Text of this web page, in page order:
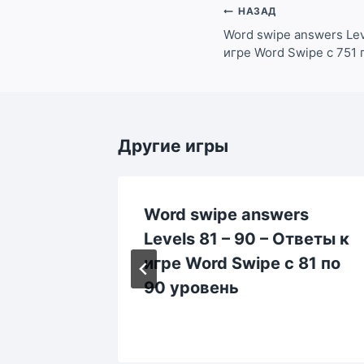
Навигация
по
записям
НАЗАД
Word swipe answers
игре Word Swipe с 751
Другие игры
Word swipe answers
Levels 81 – 90 – Ответы к
игре Word Swipe с 81 по
90 уровень